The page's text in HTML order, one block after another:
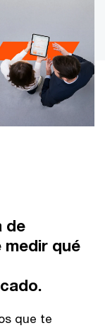
de
medir qué
que te